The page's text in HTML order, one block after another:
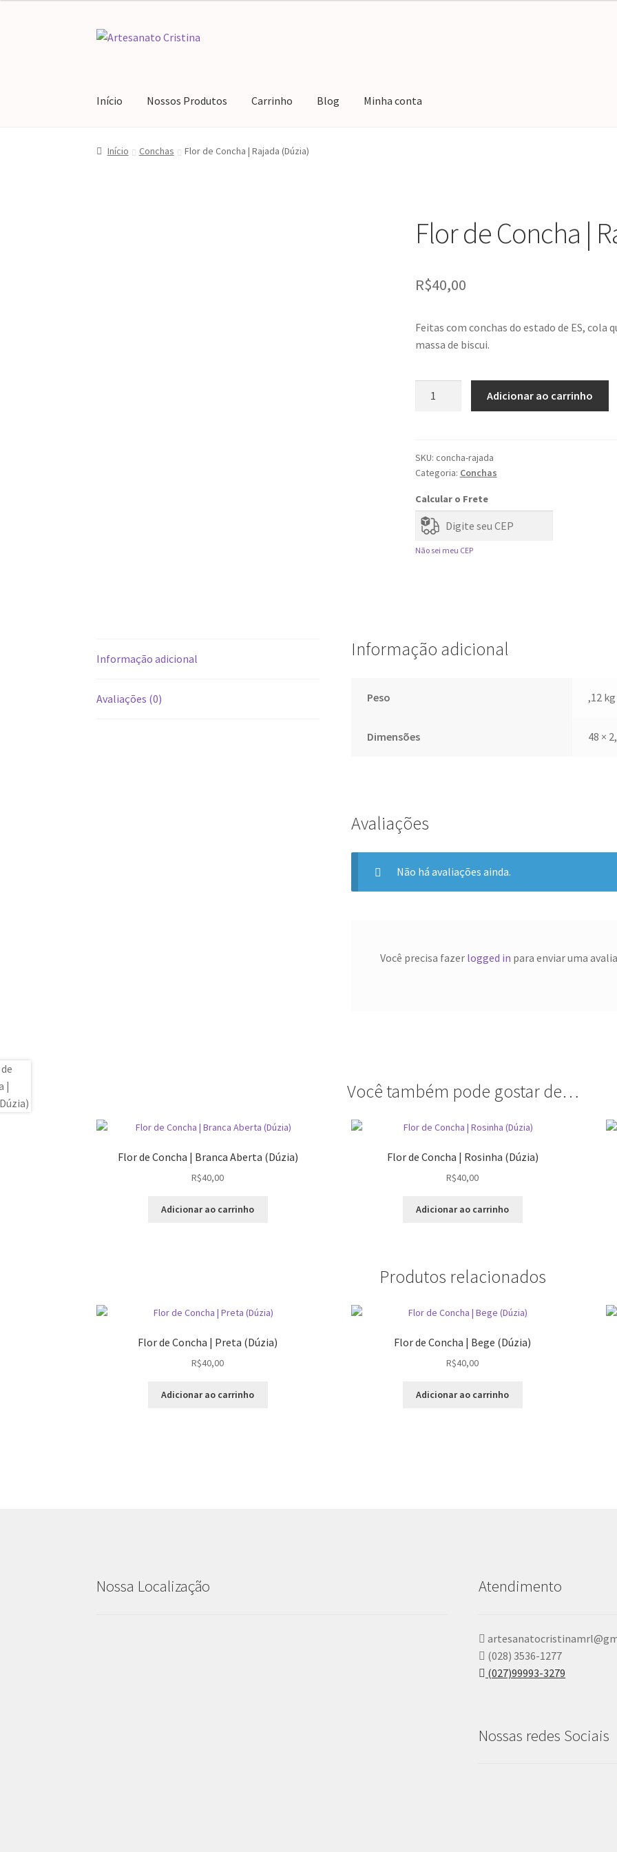
Pular
Pular
Início Nossos Produtos Carrinho Blog Minha conta
Início #64 (sem título) Blog Carrinho Finalizar compra
Início Conchas Flor de Concha | Rajada (Dúzia)
Flor de Concha |
R$40,00
Feitas com conchas do estado de ES,
massa de biscui.
Rajada
(Dúzia)
Adicionar ao carrinho
SKU: concha-rajada
Categoria: Conchas
Calcular o Frete
Não sei meu CEP
Informação adicional
Avaliações (0)
Informação adicional
Peso ,12 kg
Dimensões 48 ×
Avaliações
Não há avaliações ainda.
Você precisa fazer logged in para enviar uma
Você também pode gostar de…
Flor de Concha | Branca Aberta (Dúzia)
R$40,00
Adicionar ao carrinho
Flor de Concha | Rosinha (Dúzia)
R$40,00
Adicionar ao carrinho
Produtos relacionados
Flor de Concha | Preta (Dúzia)
R$40,00
Adicionar ao carrinho
Flor de Concha | Bege (Dúzia)
R$40,00
Adicionar ao carrinho
Nossa Localização Atendimento
(028) 3536-1277
(027)99993-3279
Nossas redes Sociais